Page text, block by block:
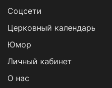
Cоцсети
Церковный календарь
Юмор
Личный кабинет
О нас